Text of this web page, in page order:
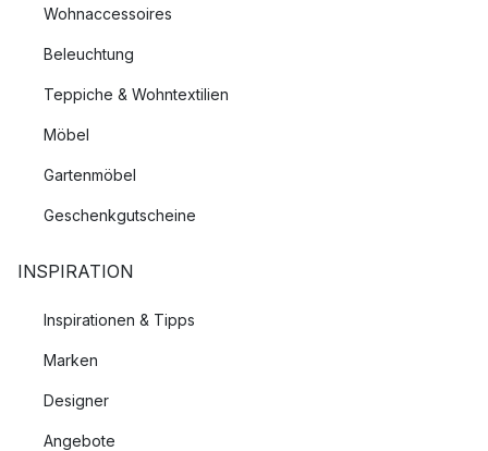
Wohnaccessoires
Beleuchtung
Teppiche & Wohntextilien
Möbel
Gartenmöbel
Geschenkgutscheine
INSPIRATION
Inspirationen & Tipps
Marken
Designer
Angebote